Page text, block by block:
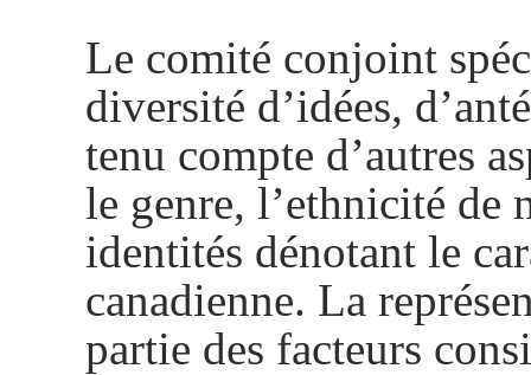
Le comité conjoint
diversité d’idées,
tenu compte d’autres
le genre, l’ethnicité de
identités dénotant le
canadienne. La
partie des facteurs